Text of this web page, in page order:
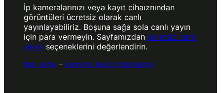
İp kameralarınızı veya kayıt cihaıznından
görüntüleri ücretsiz olarak canlı
yayınlayabiliriz. Boşuna sağa sola canlı yayın
için para vermeyin. Sayfamızdan ücretsiz canlı
yayın seçeneklerini değerlendirin.
halı saha – kamera bulut depolama